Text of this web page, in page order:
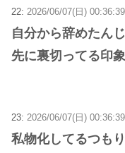
22: 2026/06/07(日)
自分から辞めたん
先に裏切ってる印
23: 2026/06/07(日)
私物化してるつも